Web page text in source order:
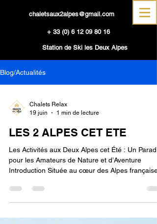
chaletsaux2alpes@gmail.com
+ 33 (0) 6 12 09 80 16
Station de Ski les Deux Alpes
Blog/Actualités
Chalets Relax
19 juin
1 min de lecture
LES 2 ALPES CET ETE
Les Activités aux Deux Alpes cet Été : Un Paradis
pour les Amateurs de Nature et d’Aventure
Introduction Située au cœur des Alpes
phare, non seulement pour les sports d’hiver,
mais aussi pour les activités estivales. Avec son